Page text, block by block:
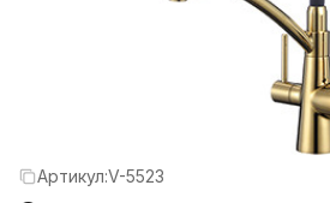
Артикул:V-5523